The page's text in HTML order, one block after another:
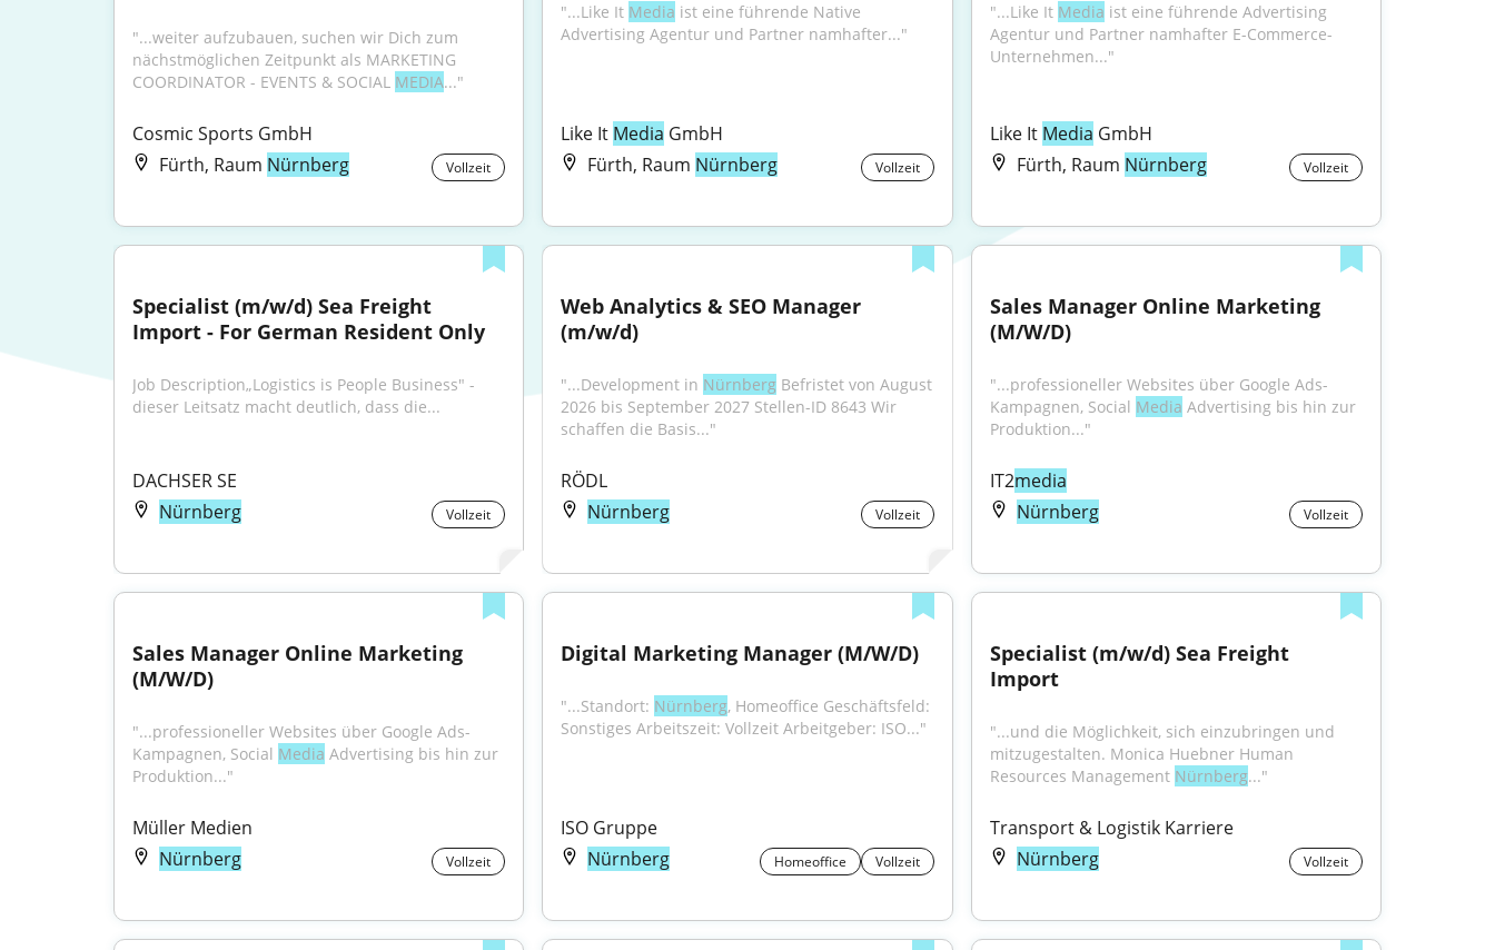
"...weiter aufzubauen, suchen wir Dich zum
nächstmöglichen Zeitpunkt als MARKETING
COORDINATOR - EVENTS & SOCIAL MEDIA..."
Cosmic Sports GmbH
Fürth, Raum Nürnberg Vollzeit
"...Like It Media ist eine führende Native
Advertising Agentur und Partner namhafter..."
Like It Media GmbH
Fürth, Raum Nürnberg Vollzeit
"...Like It Media ist eine führende Advertising
Agentur und Partner namhafter E-Commerce-
Unternehmen..."
Like It Media GmbH
Fürth, Raum Nürnberg Vollzeit
Specialist (m/w/d) Sea Freight
Import - For German Resident Only
Job Description„Logistics is People Business" -
dieser Leitsatz macht deutlich, dass die...
DACHSER SE
Nürnberg
Vollzeit
Web Analytics & SEO Manager
(m/w/d)
"...Development in Nürnberg Befristet von August
2026 bis September 2027 Stellen-ID 8643 Wir
schaffen die Basis..."
RÖDL
Nürnberg
Vollzeit
Sales Manager Online Marketing
(M/W/D)
"...professioneller Websites über Google Ads-
Kampagnen, Social Media Advertising bis hin zur
Produktion..."
IT2media
Nürnberg
Vollzeit
Sales Manager Online Marketing
(M/W/D)
"...professioneller Websites über Google Ads-
Kampagnen, Social Media Advertising bis hin zur
Produktion..."
Müller Medien
Nürnberg
Vollzeit
Digital Marketing Manager (M/W/D)
"...Standort: Nürnberg, Homeoffice Geschäftsfeld:
Sonstiges Arbeitszeit: Vollzeit Arbeitgeber: ISO..."
ISO Gruppe
Nürnberg
Homeoffice Vollzeit
Specialist (m/w/d) Sea Freight
Import
"...und die Möglichkeit, sich einzubringen und
mitzugestalten. Monica Huebner Human
Resources Management Nürnberg..."
Transport & Logistik Karriere
Nürnberg
Vollzeit